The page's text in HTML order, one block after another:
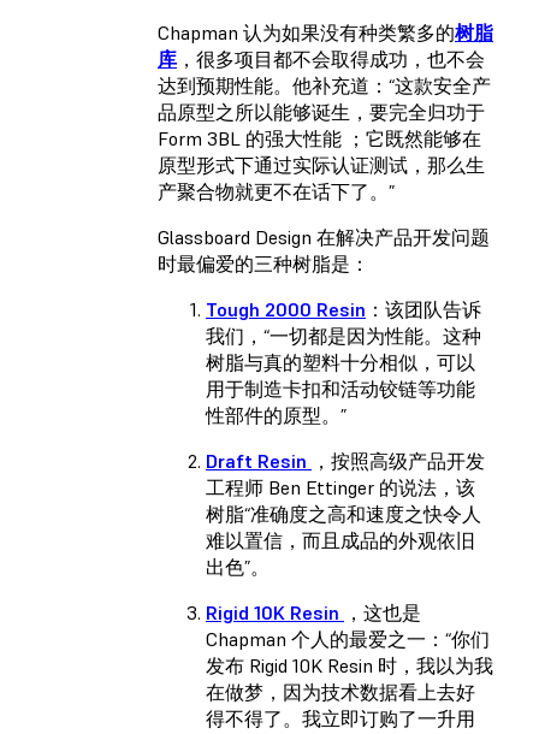
Chapman 认为如果没有种类繁多的树脂
库 ，很多项目都不会取得成功，也不会
达到预期性能。他补充道：“这款安全产
品原型之所以能够诞生，要完全归功于
Form 3BL 的强大性能 ；它既然能够在
原型形式下通过实际认证测试，那么生
产聚合物就更不在话下了。”
Glassboard Design 在解决产品开发问题
时最偏爱的三种树脂是：
Tough 2000 Resin ：该团队告诉
我们，“一切都是因为性能。这种
树脂与真的塑料十分相似，可以
用于制造卡扣和活动铰链等功能
性部件的原型。”
Draft Resin ，按照高级产品开发
工程师 Ben Ettinger 的说法，该
树脂“准确度之高和速度之快令人
难以置信，而且成品的外观依旧
出色”。
Rigid 10K Resin ，这也是
Chapman 个人的最爱之一：“你们
发布 Rigid 10K Resin 时，我以为我
在做梦，因为技术数据看上去好
得不得了。我立即订购了一升用